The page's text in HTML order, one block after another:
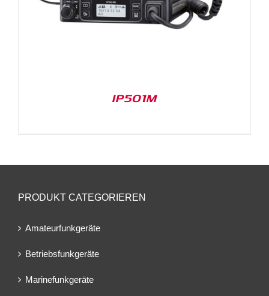
IP501M
PRODUKT CATEGORIEREN
Amateurfunkgeräte
Betriebsfunkgeräte
Marinefunkgeräte